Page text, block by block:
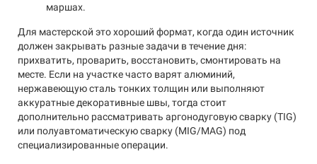
маршах.
Для мастерской это хороший формат, когда один источник
должен закрывать разные задачи в течение дня:
прихватить, проварить, восстановить, смонтировать на
месте. Если на участке часто варят алюминий,
нержавеющую сталь тонких толщин или выполняют
аккуратные декоративные швы, тогда стоит
дополнительно рассматривать аргонодуговую сварку (TIG)
или полуавтоматическую сварку (MIG/MAG) под
специализированные операции.